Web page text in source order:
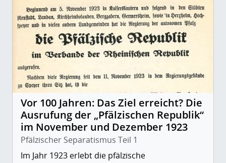
Vor 100 Jahren: Das Ziel erreicht? Die
Ausrufung der „Pfälzischen Republik“
im November und Dezember 1923
Pfälzischer Separatismus Teil 1
Im Jahr 1923 erlebt die pfälzische